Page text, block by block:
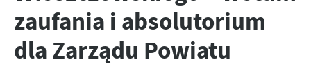
zaufania i absolutorium
dla Zarządu Powiatu
Zapoznaj się zPOLITYKĄ PRYWATNOŚCI I PLIKÓW COOKIES
Tego typu pliki cookies umożliwiają stronie internetowej
zapamiętanie wprowadzonych przez Ciebie ustawień oraz
personalizację określonych funkcjonalności czy prezentowanych
treści.
Dzięki tym plikom cookies możemy zapewnić Ci większy komfort